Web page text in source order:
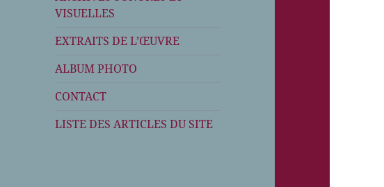
VISUELLES
EXTRAITS DE L’ŒUVRE
ALBUM PHOTO
CONTACT
LISTE DES ARTICLES DU SITE